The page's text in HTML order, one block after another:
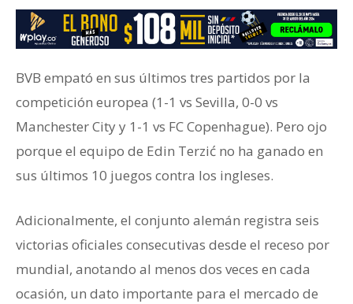
BVB empató en sus últimos tres partidos por la
competición europea (1-1 vs Sevilla, 0-0 vs
Manchester City y 1-1 vs FC Copenhague). Pero ojo
porque el equipo de Edin Terzić no ha ganado en
sus últimos 10 juegos contra los ingleses.
Adicionalmente, el conjunto alemán registra seis
victorias oficiales consecutivas desde el receso por
mundial, anotando al menos dos veces en cada
ocasión, un dato importante para el mercado de